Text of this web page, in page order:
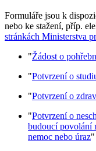
Formuláře jsou k
nebo ke stažení, příp.
stránkách Ministerstva
"Žádost o
"Potvrzení o
"Potvrzení o
"Potvrzení o
budoucí povolání
nemoc nebo úraz"